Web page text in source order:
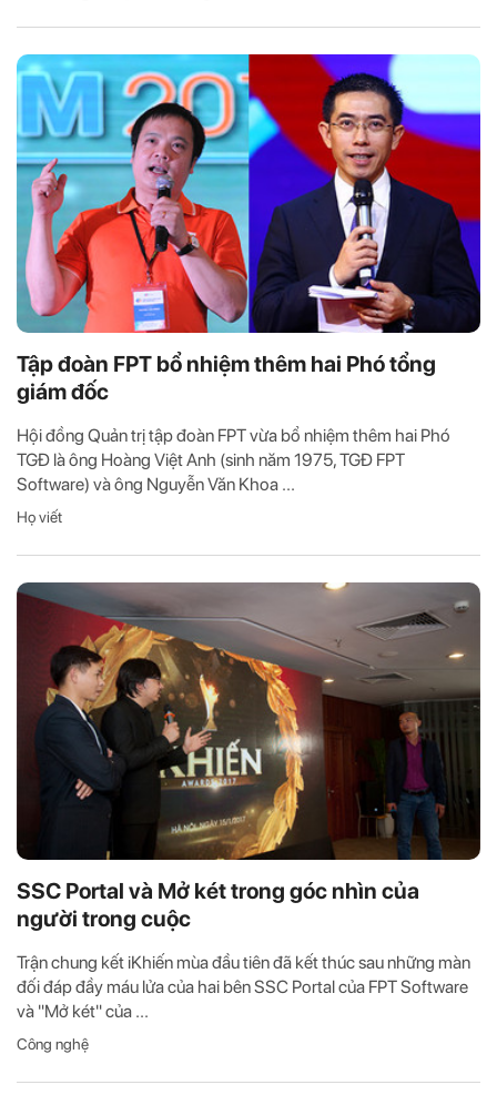
Tập đoàn FPT bổ nhiệm thêm hai Phó tổng
giám đốc
Hội đồng Quản trị tập đoàn FPT vừa bổ nhiệm thêm hai Phó
TGĐ là ông Hoàng Việt Anh (sinh năm 1975, TGĐ FPT
Software) và ông Nguyễn Văn Khoa ...
Họ viết
SSC Portal và Mở két trong góc nhìn của
người trong cuộc
Trận chung kết iKhiến mùa đầu tiên đã kết thúc sau những màn
đối đáp đầy máu lửa của hai bên SSC Portal của FPT Software
và "Mở két" của ...
Công nghệ